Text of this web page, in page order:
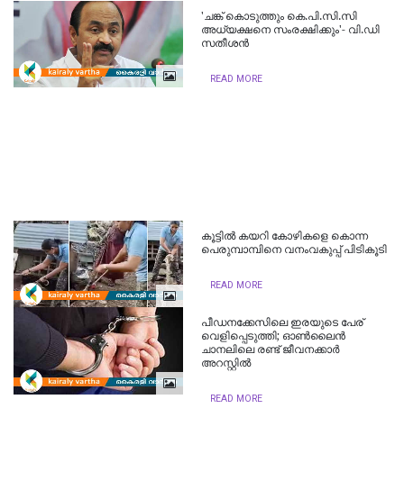
'ചങ്ക് കൊടുത്തും കെ.പി.സി.സി
അധ്യക്ഷനെ സംരക്ഷിക്കും'- വി.ഡി
സതീശന്‍
READ MORE
കൂട്ടിൽ കയറി കോഴികളെ കൊന്ന
പെരുമ്പാമ്പിനെ വനംവകുപ്പ് പിടികൂടി
READ MORE
പീഡനക്കേസിലെ ഇരയുടെ പേര്
വെളിപ്പെടുത്തി; ഓൺലൈൻ
ചാനലിലെ രണ്ട് ജീവനക്കാർ
അറസ്റ്റിൽ
READ MORE